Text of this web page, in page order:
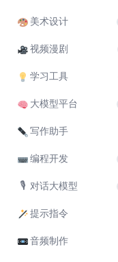
美术设计
视频漫剧
学习工具
大模型平台
写作助手
编程开发
🎙 对话大模型
提示指令
音频制作